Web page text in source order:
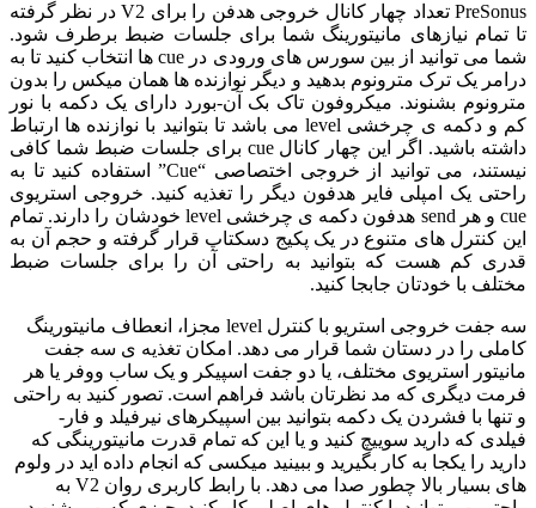
PreSonus تعداد چهار کانال خروجی هدفن را برای V2 در نظر گرفته
تا تمام نیازهای مانیتورینگ شما برای جلسات ضبط برطرف شود.
شما می توانید از بین سورس های ورودی در cue ها انتخاب کنید تا به
درامر یک ترک مترونوم بدهید و دیگر نوازنده ها همان میکس را بدون
مترونوم بشنوند. میکروفون تاک بک آن-بورد دارای یک دکمه با نور
کم و دکمه ی چرخشی level می باشد تا بتوانید با نوازنده ها ارتباط
داشته باشید. اگر این چهار کانال cue برای جلسات ضبط شما کافی
نیستند، می توانید از خروجی اختصاصی “Cue” استفاده کنید تا به
راحتی یک امپلی فایر هدفون دیگر را تغذیه کنید. خروجی استریوی
cue و هر send هدفون دکمه ی چرخشی level خودشان را دارند. تمام
این کنترل های متنوع در یک پکیج دسکتاپ قرار گرفته و حجم آن به
قدری کم هست که بتوانید به راحتی آن را برای جلسات ضبط
مختلف با خودتان جابجا کنید.
سه جفت خروجی استریو با کنترل level مجزا، انعطاف مانیتورینگ
کاملی را در دستان شما قرار می دهد. امکان تغذیه ی سه جفت
مانیتور استریوی مختلف، یا دو جفت اسپیکر و یک ساب ووفر یا هر
فرمت دیگری که مد نظرتان باشد فراهم است. تصور کنید به راحتی
و تنها با فشردن یک دکمه بتوانید بین اسپیکرهای نیرفیلد و فار-
فیلدی که دارید سوییچ کنید و یا این که تمام قدرت مانیتورینگی که
دارید را یکجا به کار بگیرید و ببینید میکسی که انجام داده اید در ولوم
های بسیار بالا چطور صدا می دهد. با رابط کاربری روان V2 به